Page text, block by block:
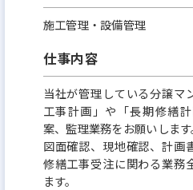
施工管理・設備管理
仕事内容
当社が管理している分譲マ
工事計画」や「長期修繕
案、監理業務をお願いします
図面確認、現地確認、計画
修繕工事受注に関わる業務
ます。